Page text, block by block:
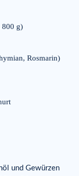
800 g)
Rosmarin)
und Gewürzen